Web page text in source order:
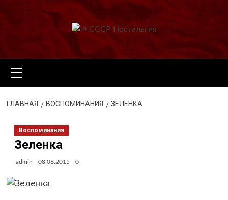
меню
ГЛАВНАЯ ВОСПОМИНАНИЯ ЗЕЛЕНКА
Воспоминания
Зеленка
admin 08.06.2015 0